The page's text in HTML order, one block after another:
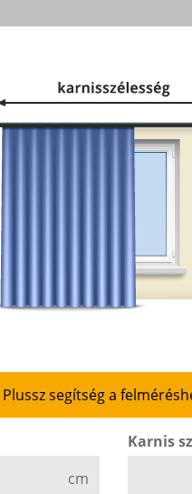
Plussz segítség a
cm
Karnis